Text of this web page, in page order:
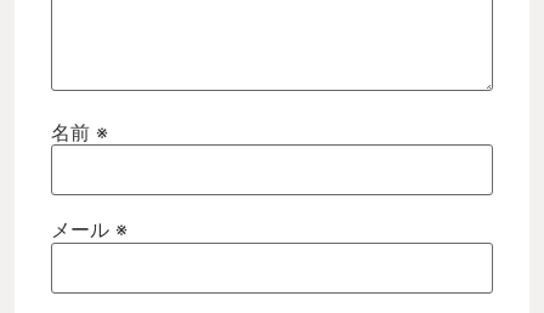
名前 ※
メール ※